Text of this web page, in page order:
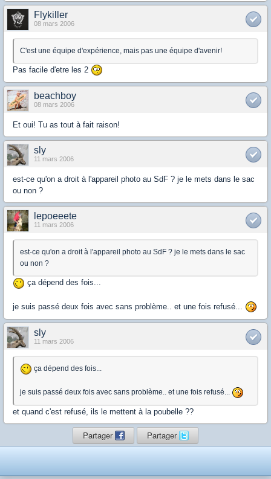
Flykiller
08 mars 2006
C'est une équipe d'expérience, mais pas une équipe d'avenir!
Pas facile d'etre les 2
beachboy
08 mars 2006
Et oui! Tu as tout à fait raison!
sly
11 mars 2006
est-ce qu'on a droit à l'appareil photo au SdF ? je le mets dans le sac
ou non ?
lepoeeete
11 mars 2006
est-ce qu'on a droit à l'appareil photo au SdF ? je le mets dans le sac
ou non ?
ça dépend des fois...
je suis passé deux fois avec sans problème.. et une fois refusé...
sly
11 mars 2006
ça dépend des fois...
je suis passé deux fois avec sans problème.. et une fois refusé...
et quand c'est refusé, ils le mettent à la poubelle ??
Partager Partager